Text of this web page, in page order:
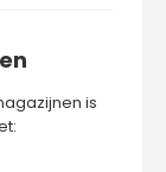
is